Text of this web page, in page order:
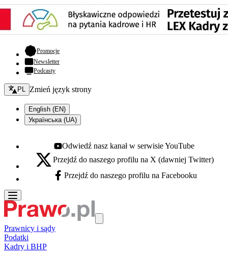
Promocje- otwiera się w nowej karcie
Newsletter
Podcasty
Zmień język - bieżący:
PL Zmień język strony
English (EN)
Українська (UA)
Youtube - otwiera się w nowej karcie
Odwiedź nasz kanał w serwisie YouTube
X - otwiera się w nowej karcie
Przejdź do naszego profilu na X (dawniej Twitter)
Facebook - otwiera się w nowej karcie
Przejdź do naszego profilu na Facebooku
Prawnicy i sądy
Podatki
Kadry i BHP